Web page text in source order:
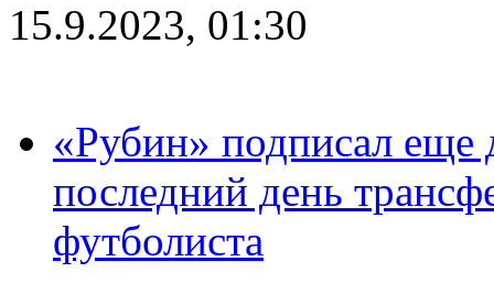
15.9.2023, 01:30
«Рубин» подписал еще
последний день
футболиста